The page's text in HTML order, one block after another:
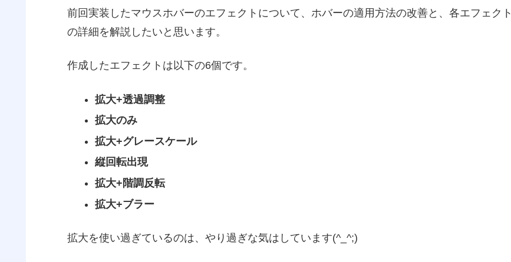
前回実装したマウスホバーのエフェクトについて、ホバーの適用方法の改善と、各エフェクト
の詳細を解説したいと思います。
作成したエフェクトは以下の6個です。
拡大+透過調整
拡大のみ
拡大+グレースケール
縦回転出現
拡大+階調反転
拡大+ブラー
拡大を使い過ぎているのは、やり過ぎな気はしています(^_^;)